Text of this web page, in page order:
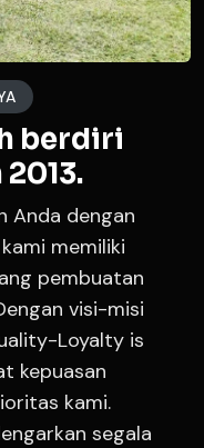
berdiri
Anda dengan
memiliki
pembuatan
visi-misi
Loyalty is
kepuasan
kami.
segala